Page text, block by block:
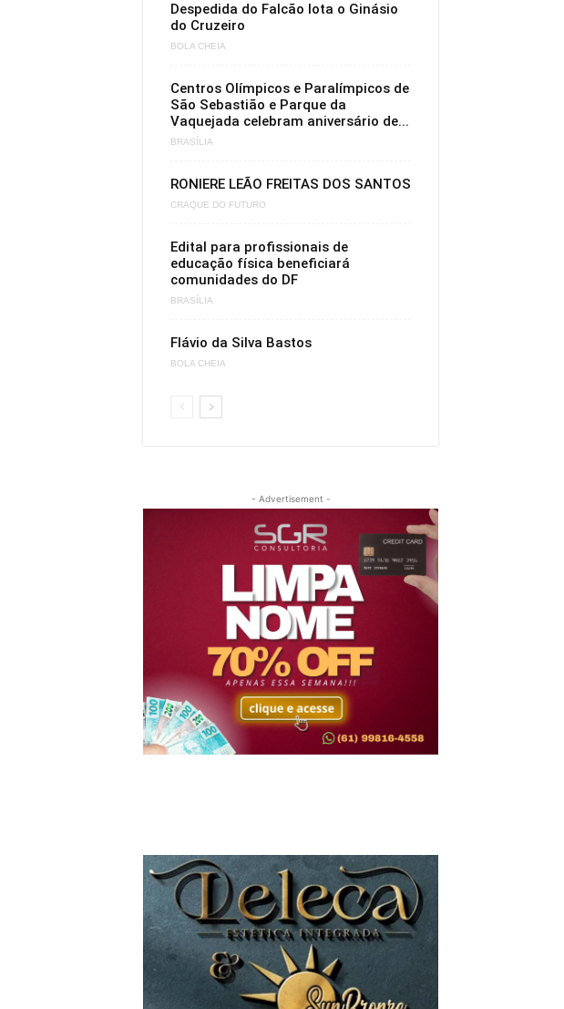
Despedida do Falcão lota o Ginásio
do Cruzeiro
BOLA CHEIA
Centros Olímpicos e Paralímpicos de
São Sebastião e Parque da
Vaquejada celebram aniversário de...
BRASÍLIA
RONIERE LEÃO FREITAS DOS SANTOS
CRAQUE DO FUTURO
Edital para profissionais de
educação física beneficiará
comunidades do DF
BRASÍLIA
Flávio da Silva Bastos
BOLA CHEIA
- Advertisement -